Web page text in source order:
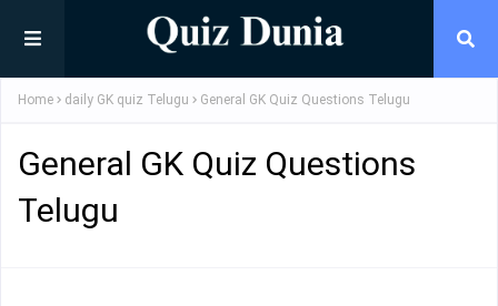
Home daily GK quiz Telugu General GK Quiz Questions Telugu
General GK Quiz Questions
Telugu